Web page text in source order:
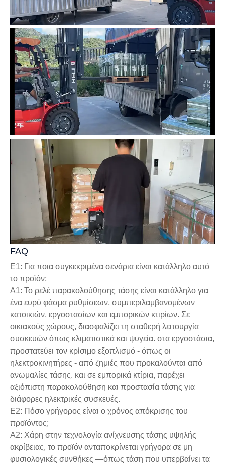
FAQ
Ε1: Για ποια συγκεκριμένα σενάρια είναι κατάλληλο αυτό
το προϊόν;
A1: Το ρελέ παρακολούθησης τάσης είναι κατάλληλο για
ένα ευρύ φάσμα ρυθμίσεων, συμπεριλαμβανομένων
κατοικιών, εργοστασίων και εμπορικών κτιρίων. Σε
οικιακούς χώρους, διασφαλίζει τη σταθερή λειτουργία
συσκευών όπως κλιματιστικά και ψυγεία. στα εργοστάσια,
προστατεύει τον κρίσιμο εξοπλισμό - όπως οι
ηλεκτροκινητήρες - από ζημιές που προκαλούνται από
ανωμαλίες τάσης. και σε εμπορικά κτίρια, παρέχει
αξιόπιστη παρακολούθηση και προστασία τάσης για
διάφορες ηλεκτρικές συσκευές.
Ε2: Πόσο γρήγορος είναι ο χρόνος απόκρισης του
προϊόντος;
A2: Χάρη στην τεχνολογία ανίχνευσης τάσης υψηλής
ακρίβειας, το προϊόν ανταποκρίνεται γρήγορα σε μη
φυσιολογικές συνθήκες —όπως τάση που υπερβαίνει τα